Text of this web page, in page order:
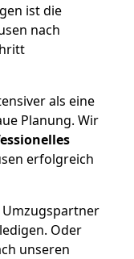
ist die
nach
als eine
Planung. Wir
erfolgreich
Oder
unseren